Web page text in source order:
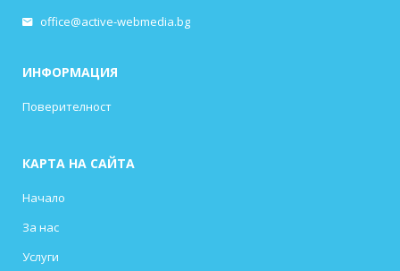
office@active-webmedia.bg
ИНФОРМАЦИЯ
Поверителност
КАРТА НА САЙТА
Начало
За нас
Услуги